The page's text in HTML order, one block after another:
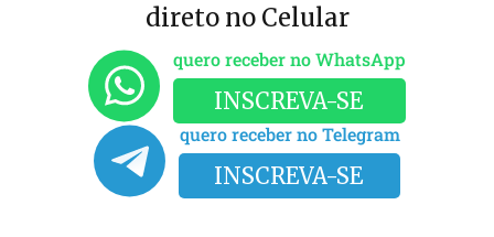
direto no Celular
quero receber no WhatsApp
INSCREVA-SE
quero receber no Telegram
INSCREVA-SE